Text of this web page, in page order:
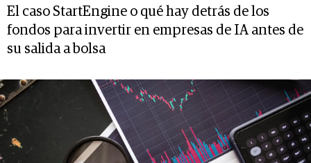
El caso StartEngine o qué hay detrás de los
fondos para invertir en empresas de IA antes de
su salida a bolsa